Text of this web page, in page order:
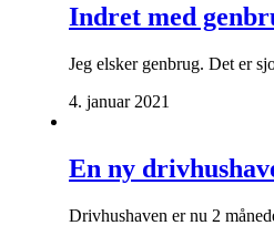
Indret med
Jeg elsker genbrug. Det er
4. januar 2021
En ny
Drivhushaven er nu 2